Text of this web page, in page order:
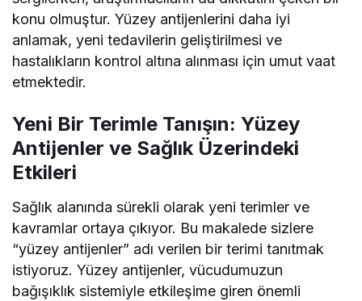
konu olmuştur. Yüzey antijenlerini daha iyi
anlamak, yeni tedavilerin geliştirilmesi ve
hastalıkların kontrol altına alınması için umut vaat
etmektedir.
Yeni Bir Terimle Tanışın: Yüzey
Antijenler ve Sağlık Üzerindeki
Etkileri
Sağlık alanında sürekli olarak yeni terimler ve
kavramlar ortaya çıkıyor. Bu makalede sizlere
“yüzey antijenler” adı verilen bir terimi tanıtmak
istiyoruz. Yüzey antijenler, vücudumuzun
bağışıklık sistemiyle etkileşime giren önemli